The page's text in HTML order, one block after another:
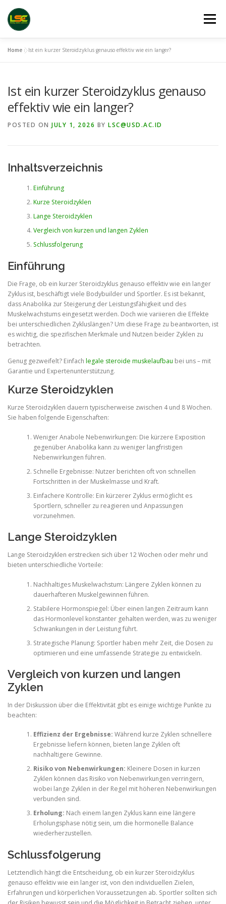
content
Menu
ACCEPTED ABSTRACTS VENUES LINKS
Home »Ist ein kurzer Steroidzyklus genauso effektiv wie ein langer?
Ist ein kurzer Steroidzyklus genauso
effektiv wie ein langer?
POSTED ON JULY 1, 2026 BY LSC@USD.AC.ID
Inhaltsverzeichnis
Einführung
Kurze Steroidzyklen
Lange Steroidzyklen
Vergleich von kurzen und langen Zyklen
Schlussfolgerung
Einführung
Die Frage, ob ein kurzer Steroidzyklus genauso effektiv wie ein langer
Zyklus ist, beschäftigt viele Bodybuilder und Sportler. Es ist bekannt,
dass Anabolika zur Steigerung der Leistungsfähigkeit und des
Muskelwachstums eingesetzt werden. Doch wie variieren die Effekte
bei unterschiedlichen Zykluslängen? Um diese Frage zu beantworten, ist
es wichtig, die spezifischen Merkmale und Nutzen beider Zyklen zu
betrachten.
Genug gezweifelt? Einfach legale steroide muskelaufbau bei uns – mit
Garantie und Expertenunterstützung.
Kurze Steroidzyklen
Kurze Steroidzyklen dauern typischerweise zwischen 4 und 8 Wochen.
Sie haben folgende Eigenschaften:
Weniger Anabole Nebenwirkungen: Die kürzere Exposition
gegenüber Anabolika kann zu weniger langfristigen
Nebenwirkungen führen.
Schnelle Ergebnisse: Nutzer berichten oft von schnellen
Fortschritten in der Muskelmasse und Kraft.
Einfachere Kontrolle: Ein kürzerer Zyklus ermöglicht es
Sportlern, schneller zu reagieren und Anpassungen
vorzunehmen.
Lange Steroidzyklen
Lange Steroidzyklen erstrecken sich über 12 Wochen oder mehr und
bieten unterschiedliche Vorteile:
Nachhaltiges Muskelwachstum: Längere Zyklen können zu
dauerhafteren Muskelgewinnen führen.
Stabilere Hormonspiegel: Über einen langen Zeitraum kann
das Hormonlevel konstanter gehalten werden, was zu weniger
Schwankungen in der Leistung führt.
Strategische Planung: Sportler haben mehr Zeit, die Dosen zu
optimieren und eine umfassende Strategie zu entwickeln.
Vergleich von kurzen und langen
Zyklen
In der Diskussion über die Effektivität gibt es einige wichtige Punkte zu
beachten:
Effizienz der Ergebnisse: Während kurze Zyklen schnellere
Ergebnisse liefern können, bieten lange Zyklen oft
nachhaltigere Gewinne.
Risiko von Nebenwirkungen: Kleinere Dosen in kurzen
Zyklen können das Risiko von Nebenwirkungen verringern,
wobei lange Zyklen in der Regel mit höheren Nebenwirkungen
verbunden sind.
Erholung: Nach einem langen Zyklus kann eine längere
Erholungsphase nötig sein, um die hormonelle Balance
wiederherzustellen.
Schlussfolgerung
Letztendlich hängt die Entscheidung, ob ein kurzer Steroidzyklus
genauso effektiv wie ein langer ist, von den individuellen Zielen,
Erfahrungen und körperlichen Voraussetzungen ab. Sportler sollten sich